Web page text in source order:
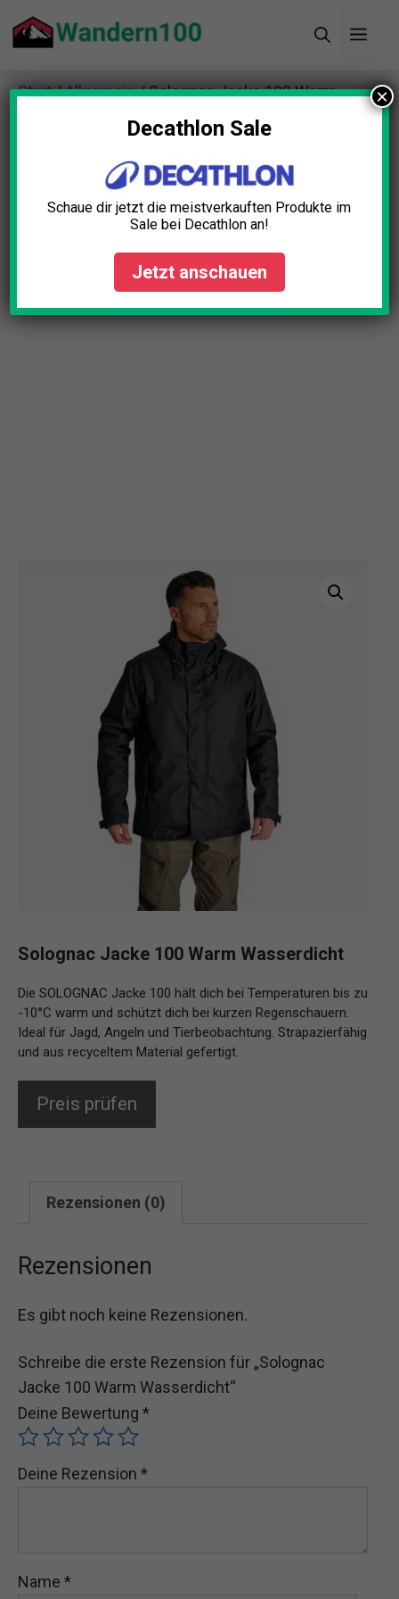
Inhalt
Start/Allgemein/ Solognac Jacke 100 Warm
Solognac Jacke 100 Warm Wasserdicht
Die SOLOGNAC Jacke 100 hält dich bei Temperaturen bis zu
-10°C warm und schützt dich bei kurzen Regenschauern.
Ideal für Jagd, Angeln und Tierbeobachtung. Strapazierfähig
und aus recyceltem Material gefertigt.
Preis prüfen
Rezensionen (0)
Rezensionen
Es gibt noch keine Rezensionen.
Schreibe die erste Rezension für „Solognac
Jacke 100 Warm Wasserdicht“
Deine Bewertung *
Deine Rezension *
Name *
Decathlon Sale
Schaue dir jetzt die meistverkauften Produkte im
Sale bei Decathlon an!
Jetzt anschauen
×